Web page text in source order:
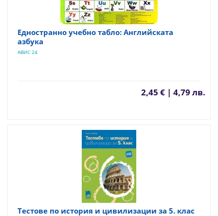
Едностранно учебно табло: Английската
азбука
АВИС 24
2,45 € | 4,79 лв.
Тестове по история и цивилизации за 5. клас